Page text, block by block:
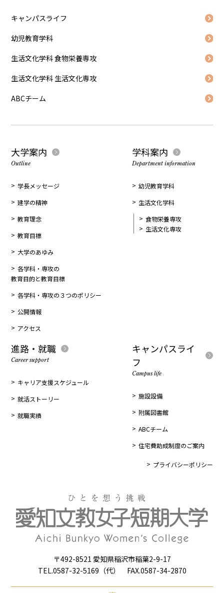
キャンパスライフ
幼児教育学科
生活文化学科 食物栄養専攻
生活文化学科 生活文化専攻
ABCチーム
大学案内
Outline
学長メッセージ
建学の精神
教育理念
教育目標
大学のあゆみ
各学科・専攻の
教育目的と教育目標
各学科・専攻の３つのポリシー
公開情報
アクセス
学科案内
Department information
幼児教育学科
生活文化学科
食物栄養専攻
生活文化専攻
進路・就職
Career support
キャリア支援スケジュール
就活ストーリー
就職実績
キャンパスライ
フ
Campus life
施設設備
附属図書館
ABCチーム
住宅費助成制度のご案内
プライバシーポリシー
〒492-8521 愛知県稲沢市稲葉2-9-17
TEL.0587-32-5169（代） FAX.0587-34-2870